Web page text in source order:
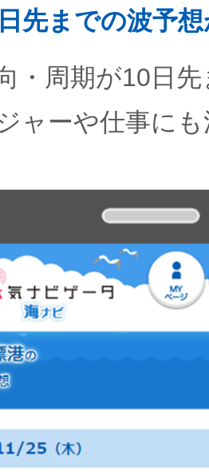
先までの波予
・周期が10日
ャーや仕事に